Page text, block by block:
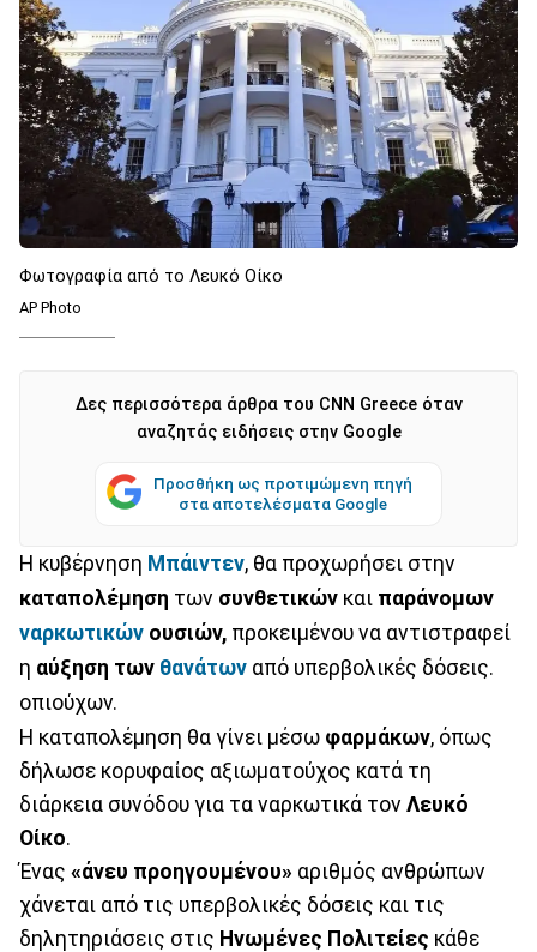
Φωτογραφία από το Λευκό Οίκο
AP Photo
Δες περισσότερα άρθρα του CNN Greece όταν
αναζητάς ειδήσεις στην Google
Προσθήκη ως προτιμώμενη πηγή
στα αποτελέσματα Google
Η κυβέρνηση Μπάιντεν, θα προχωρήσει στην
καταπολέμηση των συνθετικών και παράνομων
ναρκωτικών ουσιών, προκειμένου να αντιστραφεί
η αύξηση των θανάτων από υπερβολικές δόσεις.
οπιούχων.
Η καταπολέμηση θα γίνει μέσω φαρμάκων, όπως
δήλωσε κορυφαίος αξιωματούχος κατά τη
διάρκεια συνόδου για τα ναρκωτικά τον Λευκό
Οίκο.
Ένας «άνευ προηγουμένου» αριθμός ανθρώπων
χάνεται από τις υπερβολικές δόσεις και τις
δηλητηριάσεις στις Ηνωμένες Πολιτείες κάθε